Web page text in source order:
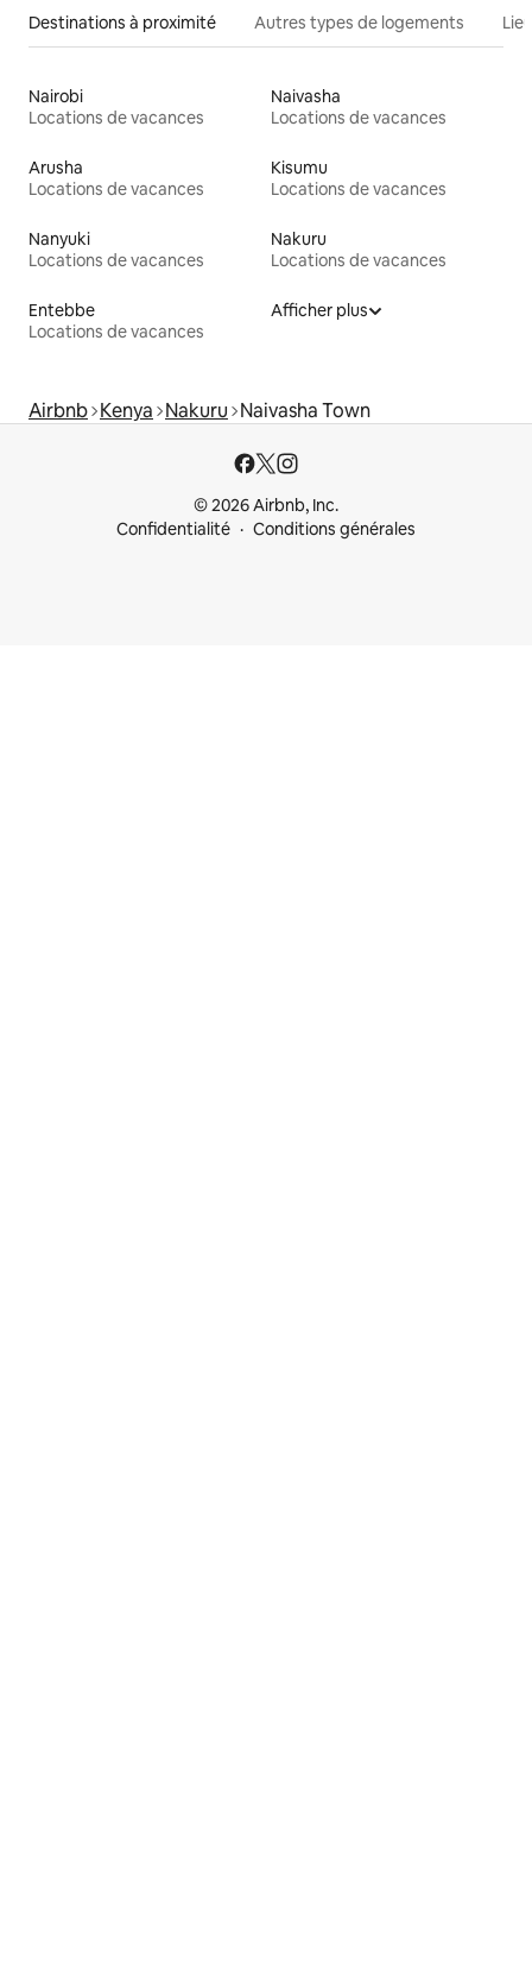
Destinations à proximité Autres types de logements
Nairobi
Locations de vacances
Naivasha
Locations de vacances
Arusha
Locations de vacances
Kisumu
Locations de vacances
Nanyuki
Locations de vacances
Nakuru
Locations de vacances
Entebbe
Locations de vacances
Afficher plus
Airbnb Kenya Nakuru Naivasha Town
© 2026 Airbnb, Inc.
Confidentialité
Conditions générales